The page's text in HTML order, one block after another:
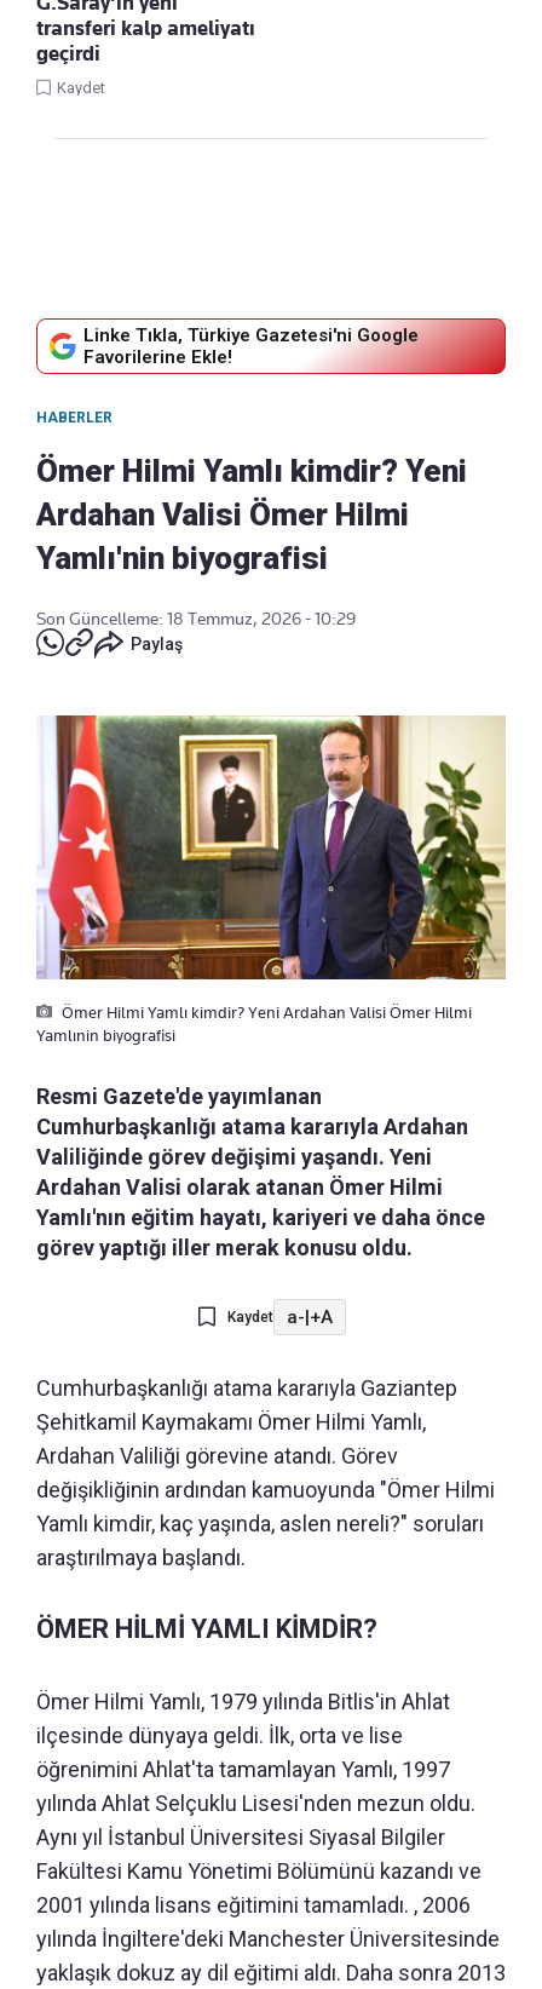
transferi kalp ameliyatı
geçirdi
Kaydet
Linke Tıkla, Türkiye Gazetesi'ni Google
Favorilerine Ekle!
HABERLER
Ömer Hilmi Yamlı kimdir? Yeni
Ardahan Valisi Ömer Hilmi
Yamlı'nin biyografisi
Son Güncelleme: 18 Temmuz, 2026 - 10:29
Paylaş
Ömer Hilmi Yamlı kimdir? Yeni Ardahan Valisi Ömer Hilmi
Yamlınin biyografisi
Resmi Gazete'de yayımlanan
Cumhurbaşkanlığı atama kararıyla Ardahan
Valiliğinde görev değişimi yaşandı. Yeni
Ardahan Valisi olarak atanan Ömer Hilmi
Yamlı'nın eğitim hayatı, kariyeri ve daha önce
görev yaptığı iller merak konusu oldu.
Kaydet a-|+A
Cumhurbaşkanlığı atama kararıyla Gaziantep
Şehitkamil Kaymakamı Ömer Hilmi Yamlı,
Ardahan Valiliği görevine atandı. Görev
değişikliğinin ardından kamuoyunda "Ömer Hilmi
Yamlı kimdir, kaç yaşında, aslen nereli?" soruları
araştırılmaya başlandı.
ÖMER HİLMİ YAMLI KİMDİR?
Ömer Hilmi Yamlı, 1979 yılında Bitlis'in Ahlat
ilçesinde dünyaya geldi. İlk, orta ve lise
öğrenimini Ahlat'ta tamamlayan Yamlı, 1997
yılında Ahlat Selçuklu Lisesi'nden mezun oldu.
Aynı yıl İstanbul Üniversitesi Siyasal Bilgiler
Fakültesi Kamu Yönetimi Bölümünü kazandı ve
2001 yılında lisans eğitimini tamamladı. , 2006
yılında İngiltere'deki Manchester Üniversitesinde
yaklaşık dokuz ay dil eğitimi aldı. Daha sonra 2013